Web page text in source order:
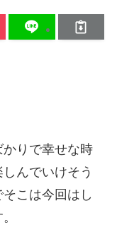
りで幸せな時
んでいけそう
こは今回はし